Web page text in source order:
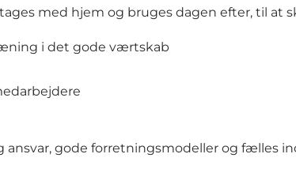
med hjem og bruges dagen efter, til at
i det gode værtskab
gode forretningsmodeller og fælles